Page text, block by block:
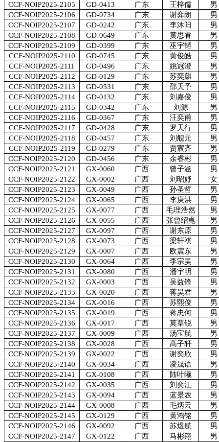
CCF-NOIP2025-2105
GD-0413 广东 王梓儒
男
CCF-NOIP2025-2106
GD-0734 广东 谢弈朗
男
CCF-NOIP2025-2107
GD-0242 广东 李沐阳
男
CCF-NOIP2025-2108
GD-0649 广东 黄思睿
男
CCF-NOIP2025-2109
GD-0399 广东 巫宇韬
男
CCF-NOIP2025-2110
GD-0745 广东 黄俊皓
男
CCF-NOIP2025-2111
GD-0496 广东 姚冠澄
男
CCF-NOIP2025-2112
GD-0129 广东 苏奕麒
男
CCF-NOIP2025-2113
GD-0531 广东 邵天予
男
CCF-NOIP2025-2114
GD-0132 广东 刘嘉俊
男
CCF-NOIP2025-2115
GD-0342 广东 刘源
男
CCF-NOIP2025-2116
GD-0367 广东 汪奕甫
男
CCF-NOIP2025-2117
GD-0428 广东 罗天行
男
CCF-NOIP2025-2118
GD-0457 广东 刘舰元
男
CCF-NOIP2025-2119
GD-0279 广东 贾宸齐
男
CCF-NOIP2025-2120
GD-0456 广东 余睿彬
男
CCF-NOIP2025-2121
GX-0060 广西 曾子涵
男
CCF-NOIP2025-2122
GX-0002 广西 刘昭妤
女
CCF-NOIP2025-2123
GX-0049 广西 孙圣哲
男
CCF-NOIP2025-2124
GX-0065 广西 李庚洪
男
CCF-NOIP2025-2125
GX-0077 广西 毛理浩然
男
CCF-NOIP2025-2126
GX-0055 广西 张曾绍崑
男
CCF-NOIP2025-2127
GX-0097 广西 谢东原
男
CCF-NOIP2025-2128
GX-0073 广西 梁轩祺
男
CCF-NOIP2025-2129
GX-0007 广西 欧震东
男
CCF-NOIP2025-2130
GX-0064 广西 李宗昊
男
CCF-NOIP2025-2131
GX-0080 广西 潘宇明
男
CCF-NOIP2025-2132
GX-0003 广西 吴益锋
男
CCF-NOIP2025-2133
GX-0020 广西 蒋昊君
男
CCF-NOIP2025-2134
GX-0016 广西 苏熙俊
男
CCF-NOIP2025-2135
GX-0019 广西 蒋忠何
男
CCF-NOIP2025-2136
GX-0017 广西 莫覃锐
男
CCF-NOIP2025-2137
GX-0009 广西 汤宝航
男
CCF-NOIP2025-2138
GX-0028 广西 高子轩
男
CCF-NOIP2025-2139
GX-0022 广西 谢奕欣
男
CCF-NOIP2025-2140
GX-0034 广西 凌晟语
男
CCF-NOIP2025-2141
GX-0108 广西 陆叶曦
男
CCF-NOIP2025-2142
GX-0035 广西 刘奕江
男
CCF-NOIP2025-2143
GX-0094 广西 蓝景农
男
CCF-NOIP2025-2144
GX-0008 广西 毛炳云
男
CCF-NOIP2025-2145
GX-0129 广西 黄鸿铭
男
CCF-NOIP2025-2146
GX-0092 广西 苏煜航
男
CCF-NOIP2025-2147
GX-0122 广西 马彬翔
男